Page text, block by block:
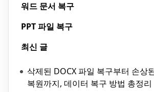
워드 문서 복구
PPT 파일 복구
최신 글
삭제된 DOCX 파일 복구부터 손상
복원까지, 데이터 복구 방법 총정리